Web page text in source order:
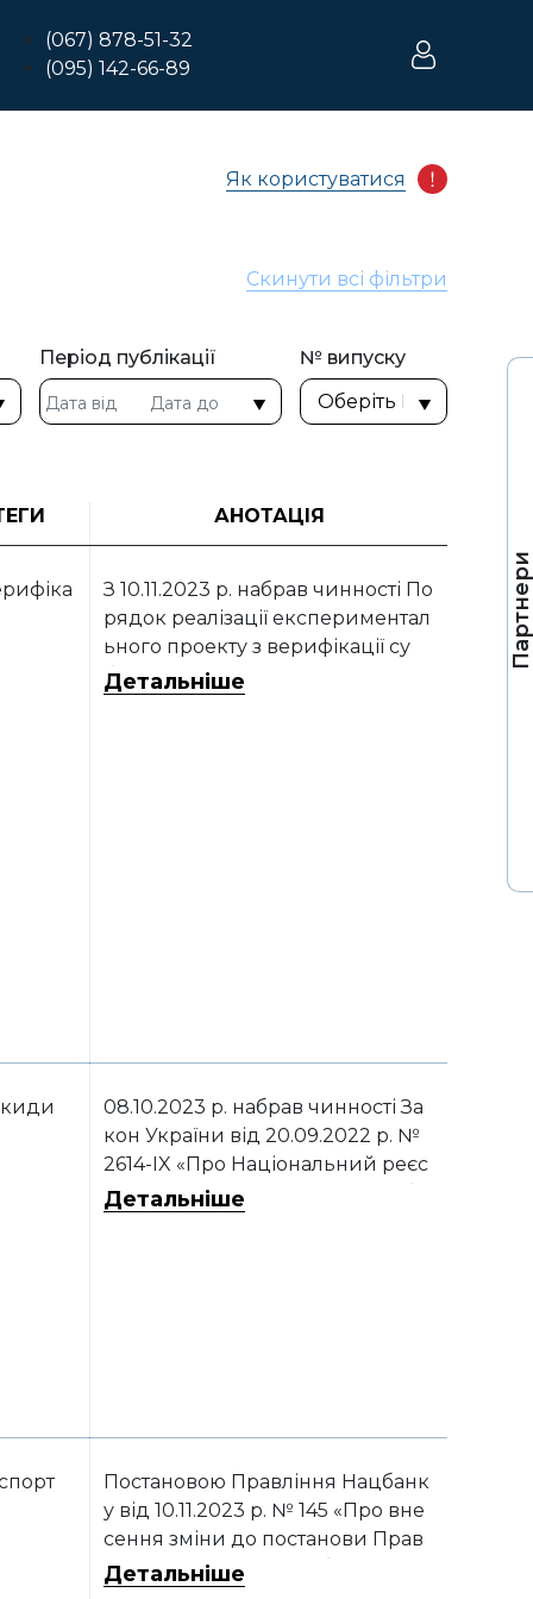
Партнери
(067) 878-51-32
(095) 142-66-89
Як користуватися
Період публікації № випуску
Скинути всі фільтри
АНОТАЦІЯ
З 10.11.2023 р. набрав чинності По
рядок реалізації експериментал
ьного проекту з верифікації су
б’єктів агропромислового компл
Детальніше
08.10.2023 р. набрав чинності За
кон України від 20.09.2022 р. №
2614-IX «Про Національний реєс
тр викидів та перенесення забр
Детальніше
Постановою Правління Нацбанк
у від 10.11.2023 р. № 145 «Про вне
сення зміни до постанови Прав
ління Національного банку Украї
Детальніше